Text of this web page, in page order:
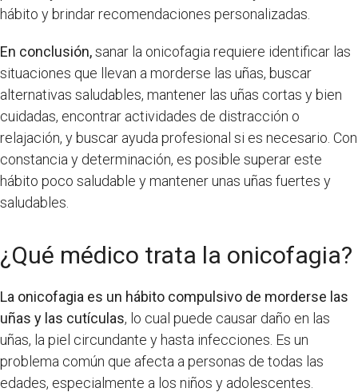
hábito y brindar recomendaciones personalizadas.
En conclusión,sanar la onicofagia requiere identificar las
situaciones que llevan a morderse las uñas, buscar
alternativas saludables, mantener las uñas cortas y bien
cuidadas, encontrar actividades de distracción o
relajación, y buscar ayuda profesional si es necesario. Con
constancia y determinación, es posible superar este
hábito poco saludable y mantener unas uñas fuertes y
saludables.
¿Qué médico trata la onicofagia?
La onicofagia es un hábito compulsivo de morderse las
uñas y las cutículas, lo cual puede causar daño en las
uñas, la piel circundante y hasta infecciones. Es un
problema común que afecta a personas de todas las
edades, especialmente a los niños y adolescentes.